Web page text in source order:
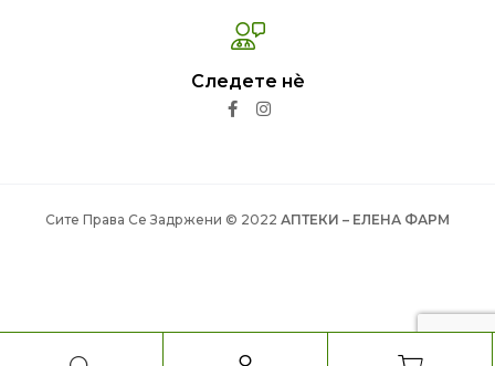
Следете нѐ
Сите Права Се Задржени © 2022 АПТЕКИ – ЕЛЕНА ФАРМ